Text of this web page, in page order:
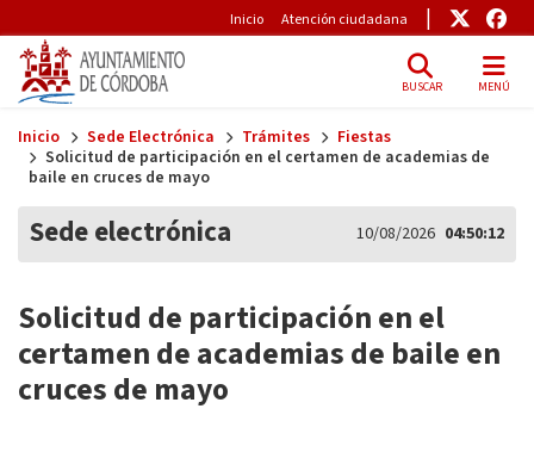
Pre-Header
Inicio Atención ciudadana Enlace
BUSCAR MENÚ
Inicio Sede Electrónica Trámites
Fiestas
Solicitud de participación en el certamen de academias de
baile en cruces de mayo
Sede electrónica 10/08/2026 04:50:12
Solicitud de participación en el
certamen de academias de baile en
cruces de mayo